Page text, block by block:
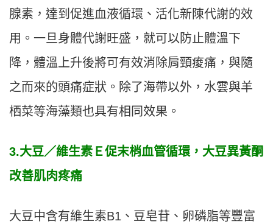
腺素，達到促進血液循環、活化新陳代謝的效
用。一旦身體代謝旺盛，就可以防止體溫下
降，體溫上升後將可有效消除肩頸痠痛，與隨
之而來的頭痛症狀。除了海帶以外，水雲與羊
栖菜等海藻類也具有相同效果。
3.大豆／維生素Ｅ促末梢血管循環，大豆異黃酮
改善肌肉疼痛
大豆中含有維生素B1、豆皂苷、卵磷脂等豐富